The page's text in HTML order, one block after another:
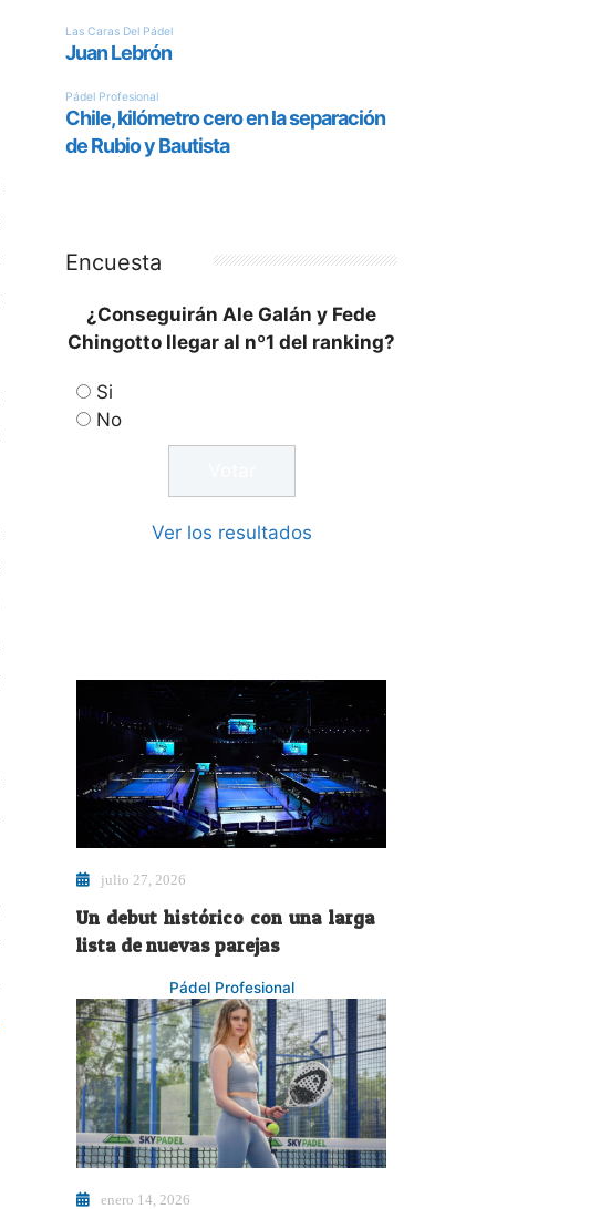
Encuesta
¿Conseguirán Ale Galán y Fede
Chingotto llegar al nº1 del ranking?
Si
No
Ver los resultados
julio 27, 2026
Un debut histórico con una larga
lista de nuevas parejas
Pádel Profesional
enero 14, 2026